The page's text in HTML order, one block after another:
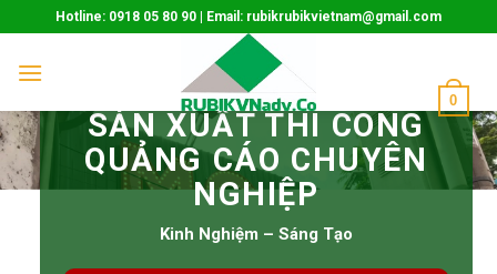
to
content
Hotline: 0918 05 80 90 | Email: rubikrubikvietnam@gmail.com
0
SẢN XUẤT THI CÔNG
QUẢNG CÁO CHUYÊN
NGHIỆP
Kinh Nghiệm – Sáng Tạo